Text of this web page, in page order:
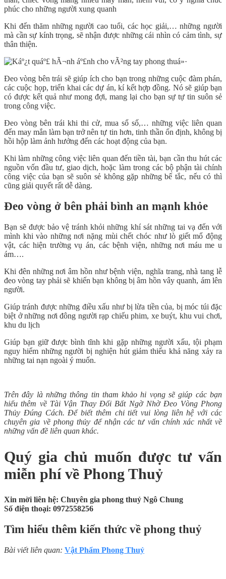
phúc cho những người xung quanh
Khi đến thăm những người cao tuổi, các học giải,… những người
mà cần sự kính trọng, sẽ nhận được những cái nhìn có cảm tình, sự
thân thiện.
Đeo vòng bên trái sẽ giúp ích cho bạn trong những cuộc đàm phán,
các cuộc họp, triển khai các dự án, kí kết hợp đồng. Nó sẽ giúp bạn
có được kết quả như mong đợi, mang lại cho bạn sự tự tin suôn sẻ
trong công việc.
Đeo vòng bên trái khi thi cử, mua sổ số,… những việc liên quan
đến may mắn làm bạn trở nên tự tin hơn, tinh thần ổn định, không bị
hồi hộp làm ảnh hưởng đến các hoạt động của bạn.
Khi làm những công việc liên quan đến tiền tài, bạn cần thu hút các
nguồn vốn đầu tư, giao dịch, hoặc làm trong các bộ phận tài chính
công việc của bạn sẽ suôn sẻ không gặp những bế tắc, nếu có thì
cũng giải quyết rất dễ dàng.
Đeo vòng ở bên phải bình an mạnh khỏe
Bạn sẽ được bảo vệ tránh khỏi những khí sát những tai vạ đến với
mình khi vào những nơi nặng mùi chết chóc như lò giết mổ động
vật, các hiện trường vụ án, các bệnh viện, những nơi máu me u
ám….
Khi đên những nơi âm hồn như bệnh viện, nghĩa trang, nhà tang lễ
đeo vòng tay phải sẽ khiến bạn không bị âm hồn vây quanh, ám lên
người.
Giúp tránh được những điều xấu như bị lừa tiền của, bị móc túi đặc
biệt ở những nơi đông người rạp chiếu phim, xe buýt, khu vui chơi,
khu du lịch
Giúp bạn giữ được bình tĩnh khi gặp những người xấu, tội phạm
nguy hiểm những người bị nghiện hút giảm thiểu khả năng xảy ra
những tai nạn ngoài ý muốn.
Trên đây là những thông tin tham khảo hi vọng sẽ giúp các bạn
hiểu thêm về Tài Vận Thay Đổi Bất Ngờ Nhờ Đeo Vòng Phong
Thủy Đúng Cách. Để biết thêm chi tiết vui lòng liên hệ với các
chuyên gia về phong thủy để nhận các tư vấn chính xác nhất về
những vấn đề liên quan khác.
Quý gia chủ muốn được tư vấn
miễn phí về Phong Thuỷ
Xin mời liên hệ: Chuyên gia phong thuỷ Ngô Chung
Số điện thoại: 0972558256
Tìm hiểu thêm kiến thức về phong thuỷ
Bài viết liên quan: Vật Phẩm Phong Thuỷ